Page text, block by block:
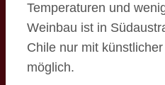
Temperaturen und
Weinbau ist in
Chile nur mit
möglich.